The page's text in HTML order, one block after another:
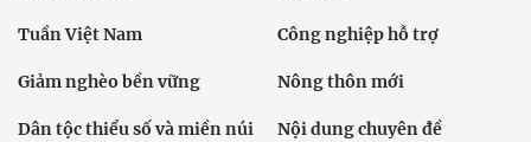
Tuần Việt Nam Công nghiệp hỗ trợ
Giảm nghèo bền vững Nông thôn mới
Dân tộc thiểu số và miền núi Nội dung chuyên đề